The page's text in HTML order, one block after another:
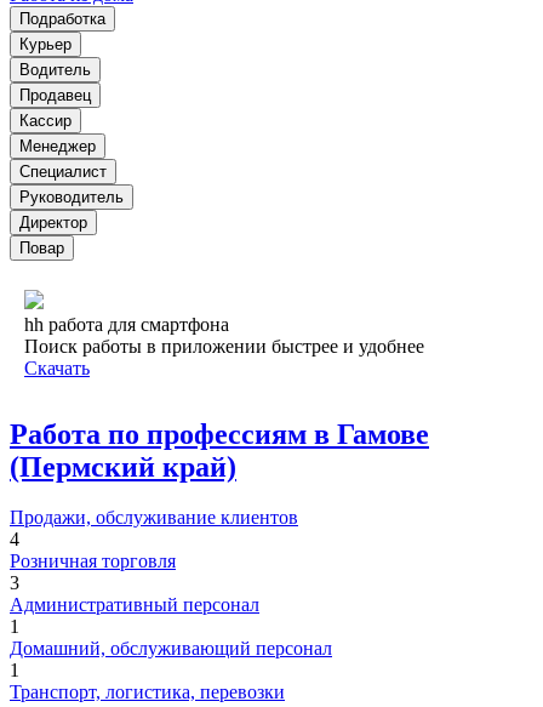
Подработка
Курьер
Водитель
Продавец
Кассир
Менеджер
Специалист
Руководитель
Директор
Повар
hh работа для смартфона
Поиск работы в приложении быстрее и удобнее
Скачать
Работа по профессиям в Гамове
(Пермский край)
Продажи, обслуживание клиентов
4
Розничная торговля
3
Административный персонал
1
Домашний, обслуживающий персонал
1
Транспорт, логистика, перевозки